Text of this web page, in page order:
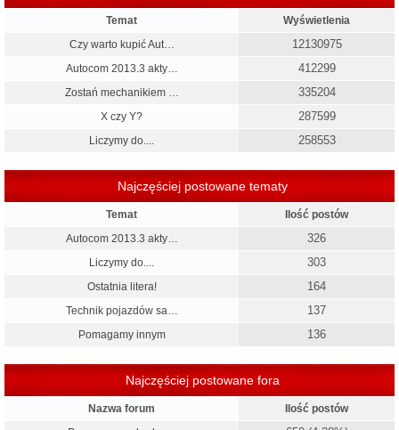
Temat
Wyświetlenia
Czy warto kupić Aut…
12130975
Autocom 2013.3 akty… 412299
Zostań mechanikiem … 335204
X czy Y? 287599
Liczymy do.... 258553
Najczęściej postowane tematy
Temat
Ilość postów
Autocom 2013.3 akty…
326
Liczymy do.... 303
Ostatnia litera! 164
Technik pojazdów sa… 137
Pomagamy innym 136
Najczęściej postowane fora
Nazwa forum
Ilość postów